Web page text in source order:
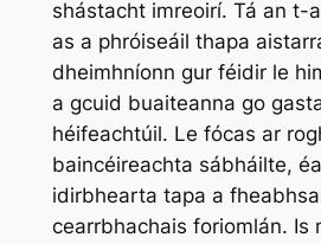
shástacht imreoirí. Tá an t-
as a phróiseáil thapa
dheimhníonn gur féidir le
a gcuid buaiteanna go
héifeachtúil. Le fócas ar
baincéireachta sábháilte,
idirbhearta tapa a
cearrbhachais foriomlán. Is